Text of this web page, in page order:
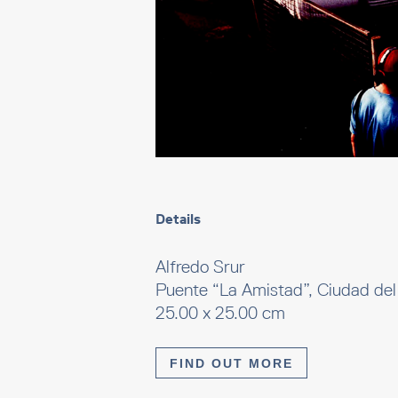
Details
Alfredo Srur
Puente “La Amistad”, Ciudad
25.00 x 25.00 cm
FIND OUT MORE